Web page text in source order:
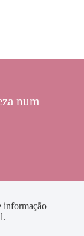
num
informação